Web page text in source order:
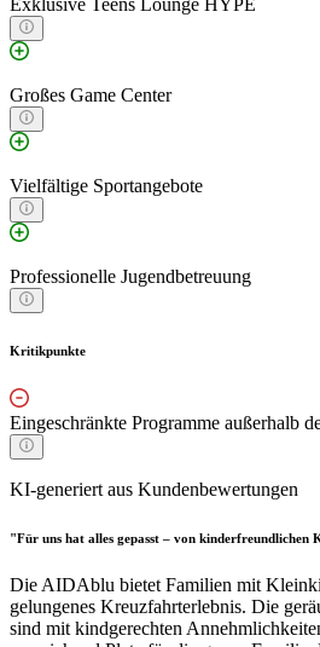
Großes Game Center
Vielfältige Sportangebote
Professionelle Jugendbetreuung
Kritikpunkte
Eingeschränkte Programme außerhalb
KI-generiert aus Kundenbewertungen
"Für uns hat alles gepasst – von kinderfreundlichen
Die AIDAblu bietet Familien mit
gelungenes Kreuzfahrterlebnis. Die
sind mit kindgerechten